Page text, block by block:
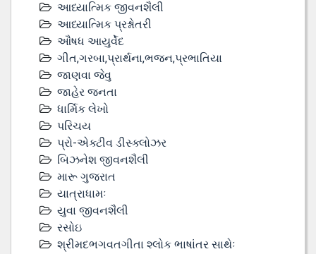
આધ્યાત્મિક જીવનશૈલી
આધ્યાત્મિક પ્રશ્નોતરી
ઔષધ આયુર્વેદ
ગીત,ગરબા,પ્રાર્થના,ભજન,પ્રભાતિયા
જાણવા જેવુ
જાહેર જનતા
ધાર્મિક લેખો
પરિચય
પ્રો-એક્ટીવ ડીસ્‍ક્લોઝર
બિઝનેશ જીવનશૈલી
મારૂ ગુજરાત
યાત્રાધામઃ
યુવા જીવનશૈલી
રસોઇ
શ્રીમદભગવતગીતા શ્લોક ભાષાંતર સાથેઃ